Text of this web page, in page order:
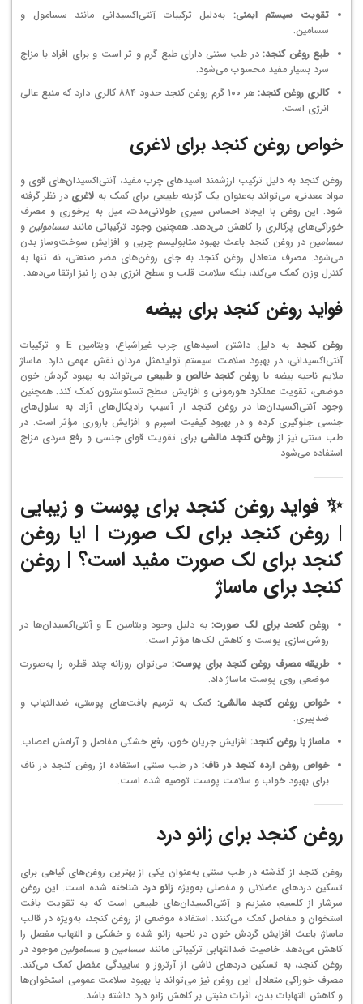
تقویت سیستم ایمنی: به‌دلیل ترکیبات آنتی‌اکسیدانی مانند سسامول و
سسامین.
طبع روغن کنجد: در طب سنتی دارای طبع گرم و تر است و برای افراد با مزاج
سرد بسیار مفید محسوب می‌شود.
کالری روغن کنجد:
هر ۱۰۰ گرم روغن کنجد حدود ۸۸۴ کالری دارد که منبع عالی
انرژی است.
خواص روغن کنجد برای لاغری
روغن کنجد به دلیل ترکیب ارزشمند اسیدهای چرب مفید، آنتی‌اکسیدان‌های قوی و
مواد معدنی، می‌تواند به‌عنوان یک گزینه طبیعی برای کمک به لاغری در نظر گرفته
شود. این روغن با ایجاد احساس سیری طولانی‌مدت، میل به پرخوری و مصرف
خوراکی‌های پرکالری را کاهش می‌دهد. همچنین وجود ترکیباتی مانندسسامولین و
سسامین در روغن کنجد باعث بهبود متابولیسم چربی و افزایش سوخت‌وساز بدن
می‌شود. مصرف متعادل روغن کنجد به جای روغن‌های مضر صنعتی، نه تنها به
کنترل وزن کمک می‌کند، بلکه سلامت قلب و سطح انرژی بدن را نیز ارتقا می‌دهد.
فواید روغن کنجد برای بیضه
روغن کنجد
به دلیل داشتن اسیدهای چرب غیراشباع، ویتامین E و ترکیبات
آنتی‌اکسیدانی، در بهبود سلامت سیستم تولیدمثل مردان نقش مهمی دارد. ماساژ
ملایم ناحیه بیضه باروغن کنجد خالص و طبیعی می‌تواند به بهبود گردش خون
موضعی، تقویت عملکرد هورمونی و افزایش سطح تستوسترون کمک کند. همچنین
وجود آنتی‌اکسیدان‌ها در روغن کنجد از آسیب رادیکال‌های آزاد به سلول‌های
جنسی جلوگیری کرده و در بهبود کیفیت اسپرم و افزایش باروری مؤثر است. در
طب سنتی نیز از روغن کنجد مالشیبرای تقویت قوای جنسی و رفع سردی مزاج
استفاده می‌شود
✨ فواید روغن کنجد برای پوست و زیبایی
| روغن کنجد برای لک صورت | ایا روغن
کنجد برای لک صورت مفید است؟ | روغن
کنجد برای ماساژ
روغن کنجد برای لک صورت:
به دلیل وجود ویتامین E و آنتی‌اکسیدان‌ها در
روشن‌سازی پوست و کاهش لک‌ها مؤثر است.
طریقه مصرف روغن کنجد برای پوست: می‌توان روزانه چند قطره را به‌صورت
موضعی روی پوست ماساژ داد.
خواص روغن کنجد مالشی:کمک به ترمیم بافت‌های پوستی، ضدالتهاب و
ضدپیری.
ماساژ با روغن کنجد: افزایش جریان خون، رفع خشکی مفاصل و آرامش اعصاب.
خواص روغن ارده کنجد در ناف: در طب سنتی استفاده از روغن کنجد در ناف
برای بهبود خواب و سلامت پوست توصیه شده است.
روغن کنجد برای زانو درد
روغن کنجد از گذشته در طب سنتی به‌عنوان یکی از بهترین روغن‌های گیاهی برای
تسکین دردهای عضلانی و مفصلی به‌ویژه زانو درد شناخته شده است. این روغن
سرشار از کلسیم، منیزیم و آنتی‌اکسیدان‌های طبیعی است که به تقویت بافت
استخوان و مفاصل کمک می‌کنند. استفاده موضعی از روغن کنجد، به‌ویژه در قالب
ماساژ، باعث افزایش گردش خون در ناحیه زانو شده و خشکی و التهاب مفصل را
کاهش می‌دهد. خاصیت ضدالتهابی ترکیباتی مانند سسامینو سسامولینموجود در
روغن کنجد، به تسکین دردهای ناشی از آرتروز و ساییدگی مفصل کمک می‌کند.
مصرف خوراکی متعادل این روغن نیز می‌تواند با بهبود سلامت عمومی استخوان‌ها
و کاهش التهابات بدن، اثرات مثبتی بر کاهش زانو درد داشته باشد.